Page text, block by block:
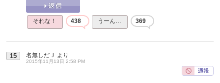
それな！ 438 うーん… 369
15 名無しだＪ より
2015年11月13日 2:58 PM